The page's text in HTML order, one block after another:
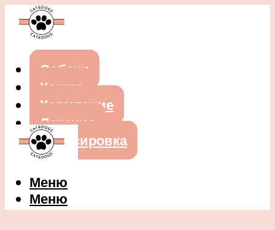
Собаки
Кошки
Кормление
Лечение
Дрессировка
Меню
Меню